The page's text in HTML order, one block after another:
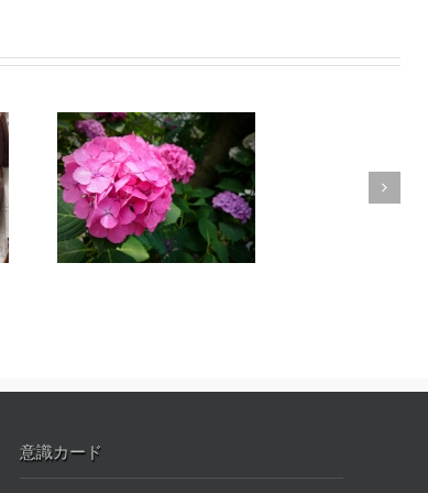
い
意識カード